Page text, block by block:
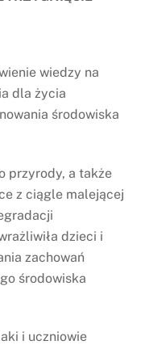
wiedzy na
dla życia
środowiska
przyrody, a także
z ciągle malejącej
dzieci i
zachowań
środowiska
i uczniowie